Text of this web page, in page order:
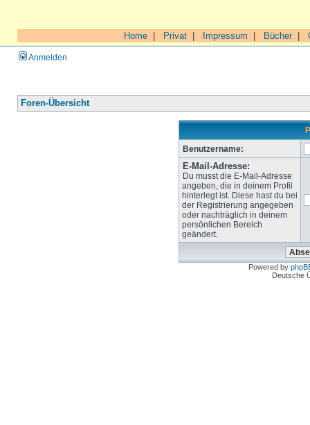
Home Privat Impressum Bücher|
Anmelden
Foren-Übersicht
Benutzername:
E-Mail-Adresse:
Du musst die E-Mail-Adresse
angeben, die in deinem Profil
hinterlegt ist. Diese hast du bei
der Registrierung angegeben
oder nachträglich in deinem
persönlichen Bereich
geändert.
Powered by
Deutsche